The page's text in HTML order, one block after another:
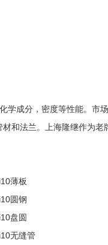
学成分，密度等性能。市
和法兰。上海隆继作为
薄板
圆钢
盘圆
无缝管